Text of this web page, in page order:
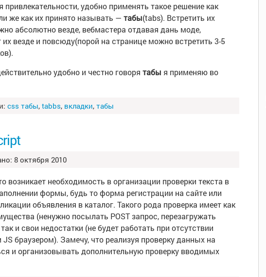
удобно применять такое решение как
же как их принято называть — табы(tabs). Встретить их
абсолютно везде, вебмастера отдавая дань моде,
везде и повсюду(порой на странице можно встретить 3-5
удобно и честно говоря табы я применяю во
css табы, tabbs, вкладки, табы
8 октября 2010
возникает необходимость в организации проверки текста в
формы, будь то форма регистрации на сайте или
объявления в каталог. Такого рода проверка имеет как
(ненужно посылать POST запрос, перезагружать
и свои недостатки (не будет работать при отсутствии
браузером). Замечу, что реализуя проверку данных на
и организовывать дополнительную проверку вводимых